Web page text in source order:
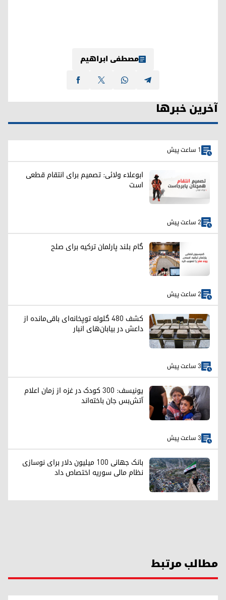
مصطفی ابراهیم
آخرین خبرها
1 ساعت پیش
ابوعلاء ولائی: تصمیم برای انتقام قطعی
است
2 ساعت پیش
گام بلند پارلمان ترکیه برای صلح
2 ساعت پیش
کشف ۴۸۰ گلوله توپخانه‌ای باقی‌مانده از
داعش در بیابان‌های انبار
3 ساعت پیش
یونیسف: ۳۰۰ کودک در غزه از زمان اعلام
آتش‌بس جان باخته‌اند
3 ساعت پیش
بانک جهانی ۱۰۰ میلیون دلار برای نوسازی
نظام مالی سوریه اختصاص داد
مطالب مرتبط